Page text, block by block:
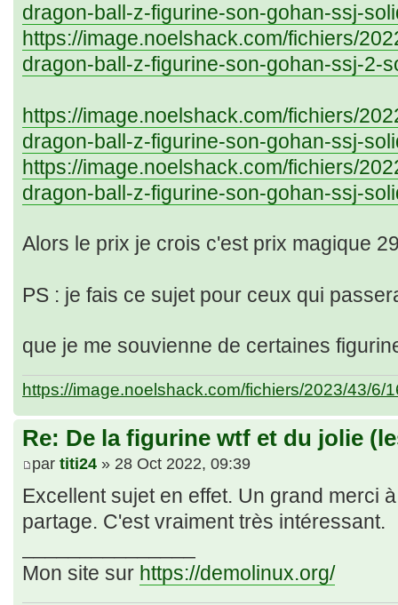
dragon-ball-z-figurine-son-gohan-ssj-
https://image.noelshack.com/fichiers/
dragon-ball-z-figurine-son-gohan-ssj-2-
https://image.noelshack.com/fichiers/
dragon-ball-z-figurine-son-gohan-ssj-
https://image.noelshack.com/fichiers/
dragon-ball-z-figurine-son-gohan-ssj-
Alors le prix je crois c'est prix magique
PS : je fais ce sujet pour ceux qui
que je me souvienne de certaines
https://image.noelshack.com/fichiers/2023/43/6/
Re: De la figurine wtf et du jolie
par titi24 » 28 Oct 2022, 09:39
Excellent sujet en effet. Un grand merci
partage. C'est vraiment très intéressant.
Mon site sur https://demolinux.org/